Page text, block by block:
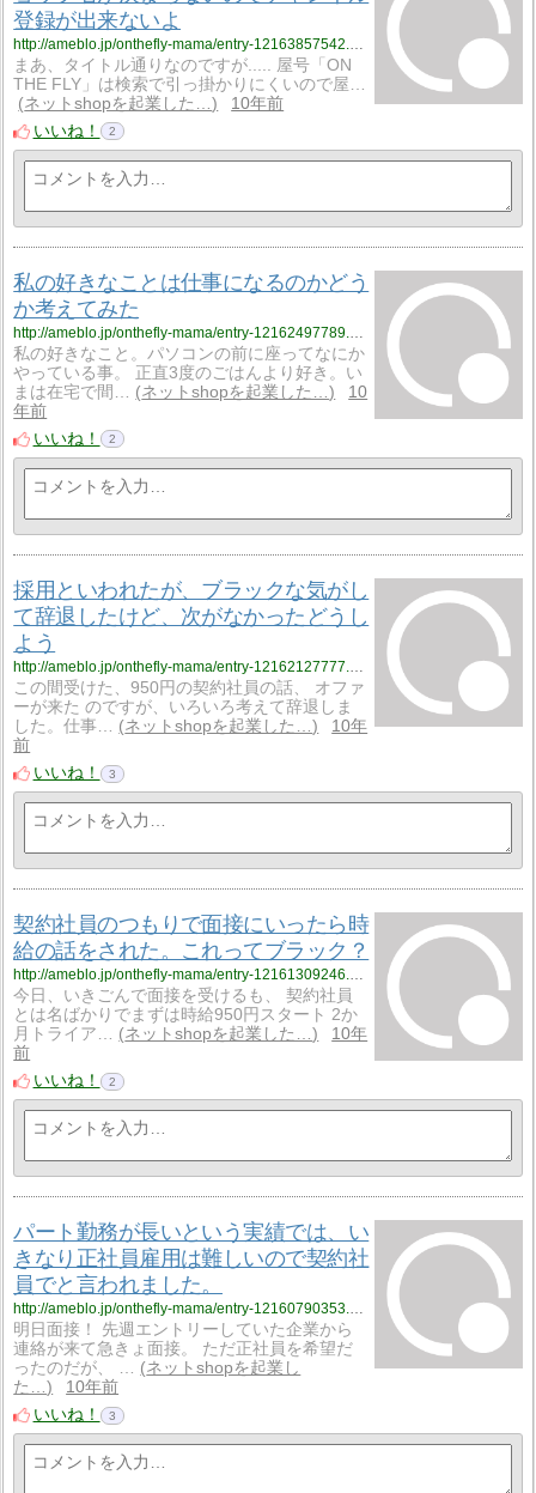
登録が出来ないよ
まあ、タイトル通りなのですが..... 屋号「ON
THE FLY」は検索で引っ掛かりにくいので屋…
ネットshopを起業した…
10年前
いいね！
2
私の好きなことは仕事になるのかどう
か考えてみた
http://ameblo.jp/onthefly-mama/entry-12162497789.html
私の好きなこと。パソコンの前に座ってなにか
やっている事。 正直3度のごはんより好き。い
まは在宅で間…
ネットshopを起業した…
10
年前
いいね！
2
採用といわれたが、ブラックな気がし
て辞退したけど、次がなかったどうし
よう
http://ameblo.jp/onthefly-mama/entry-12162127777.html
この間受けた、950円の契約社員の話、 オファ
ーが来た のですが、いろいろ考えて辞退しま
した。仕事…
ネットshopを起業した…
10年
前
いいね！
3
契約社員のつもりで面接にいったら時
給の話をされた。これってブラック？
http://ameblo.jp/onthefly-mama/entry-12161309246.html
今日、いきごんで面接を受けるも、 契約社員
とは名ばかりでまずは時給950円スタート 2か
月トライア…
ネットshopを起業した…
10年
前
いいね！
2
パート勤務が長いという実績では、い
きなり正社員雇用は難しいので契約社
員でと言われました。
http://ameblo.jp/onthefly-mama/entry-12160790353.html
明日面接！ 先週エントリーしていた企業から
連絡が来て急きょ面接。 ただ正社員を希望だ
ったのだが、 …
ネットshopを起業し
た…
10年前
いいね！
3